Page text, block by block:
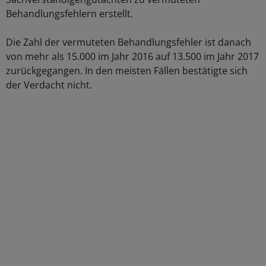
Behandlungsfehlern erstellt.
Die Zahl der vermuteten Behandlungsfehler ist danach
von mehr als 15.000 im Jahr 2016 auf 13.500 im Jahr 2017
zurückgegangen. In den meisten Fällen bestätigte sich
der Verdacht nicht.